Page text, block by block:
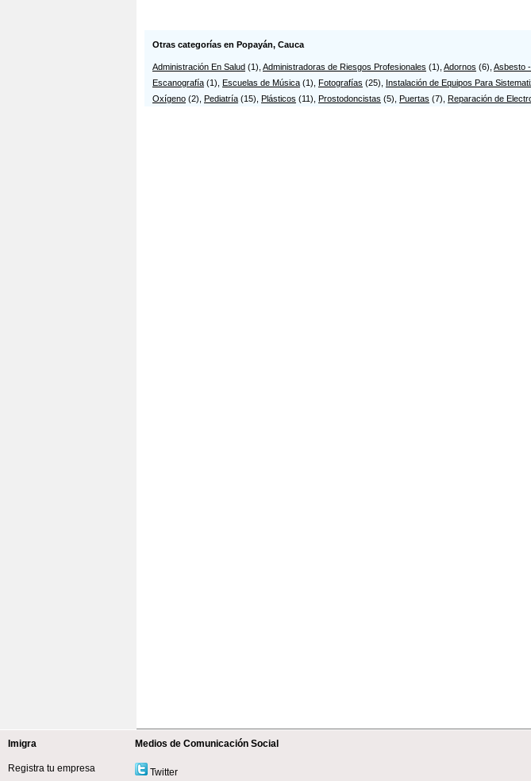
Otras categorías en Popayán, Cauca
Administración En Salud (1), Administradoras de Riesgos Profesionales (1), Adornos (6), Asbesto
Escanografía (1), Escuelas de Música (1), Fotografías (25), Instalación de Equipos Para
Oxígeno (2), Pediatría (15), Plásticos (11), Prostodoncistas (5), Puertas (7), Reparación de
Imigra
Registra tu empresa
Medios de Comunicación Social
Twitter